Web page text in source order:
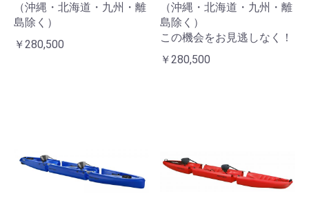
（沖縄・北海道・九州・離
島除く）
￥280,500
（沖縄・北海道・九州・離
島除く）
この機会をお見逃しなく！
￥280,500